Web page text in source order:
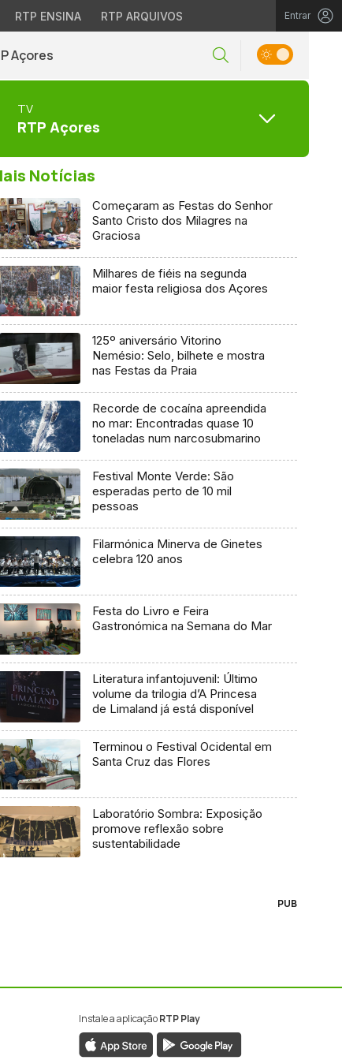
RTP ENSINA RTP ARQUIVOS Entrar
Açores
TV
RTP Açores
Notícias
Começaram as Festas do Senhor
Santo Cristo dos Milagres na
Graciosa
Milhares de fiéis na segunda
maior festa religiosa dos Açores
125º aniversário Vitorino
Nemésio: Selo, bilhete e mostra
nas Festas da Praia
Recorde de cocaína apreendida
no mar: Encontradas quase 10
toneladas num narcosubmarino
Festival Monte Verde: São
esperadas perto de 10 mil
pessoas
Filarmónica Minerva de Ginetes
celebra 120 anos
Festa do Livro e Feira
Gastronómica na Semana do Mar
Literatura infantojuvenil: Último
volume da trilogia d’A Princesa
de Limaland já está disponível
Terminou o Festival Ocidental em
Santa Cruz das Flores
Laboratório Sombra: Exposição
promove reflexão sobre
sustentabilidade
PUB
Instale a aplicaçãoRTP Play